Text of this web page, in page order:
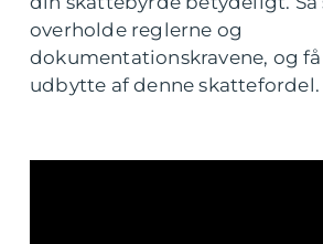
overholde reglerne og
dokumentationskravene, og
udbytte af denne skattefordel.